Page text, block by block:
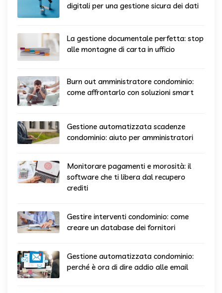
digitali per una gestione sicura dei dati
La gestione documentale perfetta: stop
alle montagne di carta in ufficio
Burn out amministratore condominio:
come affrontarlo con soluzioni smart
Gestione automatizzata scadenze
condominio: aiuto per amministratori
Monitorare pagamenti e morosità: il
software che ti libera dal recupero
crediti
Gestire interventi condominio: come
creare un database dei fornitori
Gestione automatizzata condominio:
perché è ora di dire addio alle email